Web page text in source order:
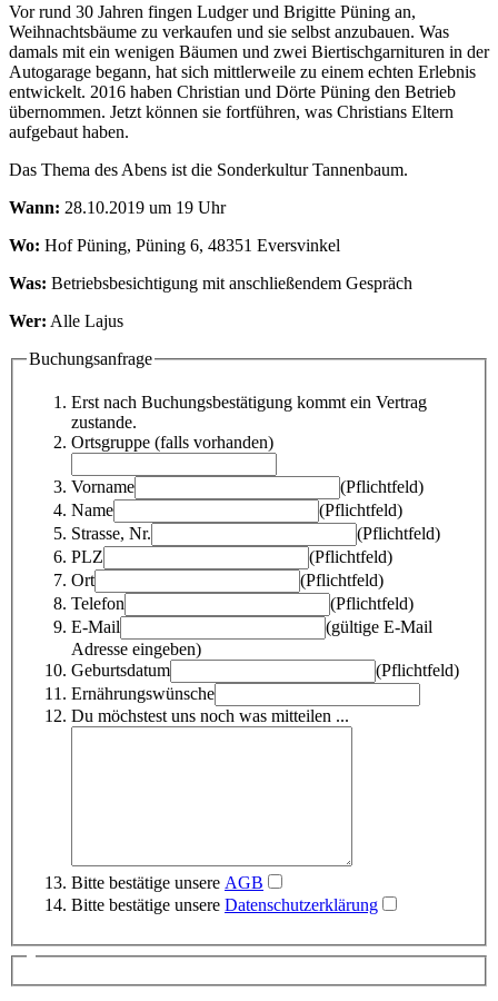
Vor rund 30 Jahren fingen Ludger und Brigitte Püning an,
Weihnachtsbäume zu verkaufen und sie selbst anzubauen. Was
damals mit ein wenigen Bäumen und zwei Biertischgarnituren in der
Autogarage begann, hat sich mittlerweile zu einem echten Erlebnis
entwickelt. 2016 haben Christian und Dörte Püning den Betrieb
übernommen. Jetzt können sie fortführen, was Christians Eltern
aufgebaut haben.
Das Thema des Abens ist die Sonderkultur Tannenbaum.
Wann: 28.10.2019 um 19 Uhr
Wo: Hof Püning, Püning 6, 48351 Eversvinkel
Was: Betriebsbesichtigung mit anschließendem Gespräch
Wer: Alle Lajus
Buchungsanfrage
Erst nach Buchungsbestätigung kommt ein Vertrag
zustande.
Ortsgruppe (falls vorhanden)
Vorname
(Pflichtfeld)
Name
(Pflichtfeld)
Strasse, Nr.
(Pflichtfeld)
PLZ
(Pflichtfeld)
Ort
(Pflichtfeld)
Telefon
(Pflichtfeld)
E-Mail
(gültige E-Mail
Adresse eingeben)
Geburtsdatum
(Pflichtfeld)
Ernährungswünsche
Du möchstest uns noch was mitteilen ...
Bitte bestätige unsere AGB
Bitte bestätige unsere Datenschutzerklärung